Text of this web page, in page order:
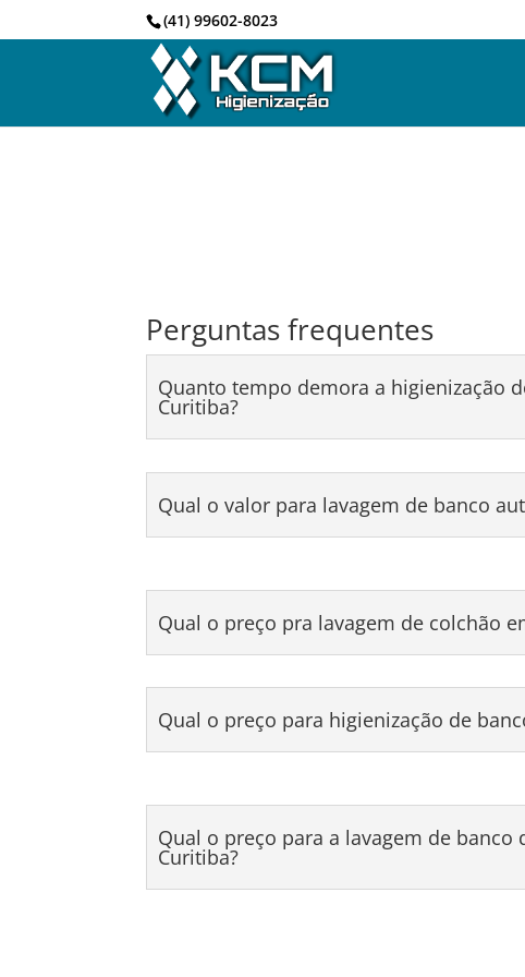
(41) 99602-8023
Perguntas frequentes
Quanto tempo demora a higienização
Curitiba?
Qual o valor para lavagem de banco
Qual o preço pra lavagem de colchão
Qual o preço para higienização de
Qual o preço para a lavagem de banco
Curitiba?